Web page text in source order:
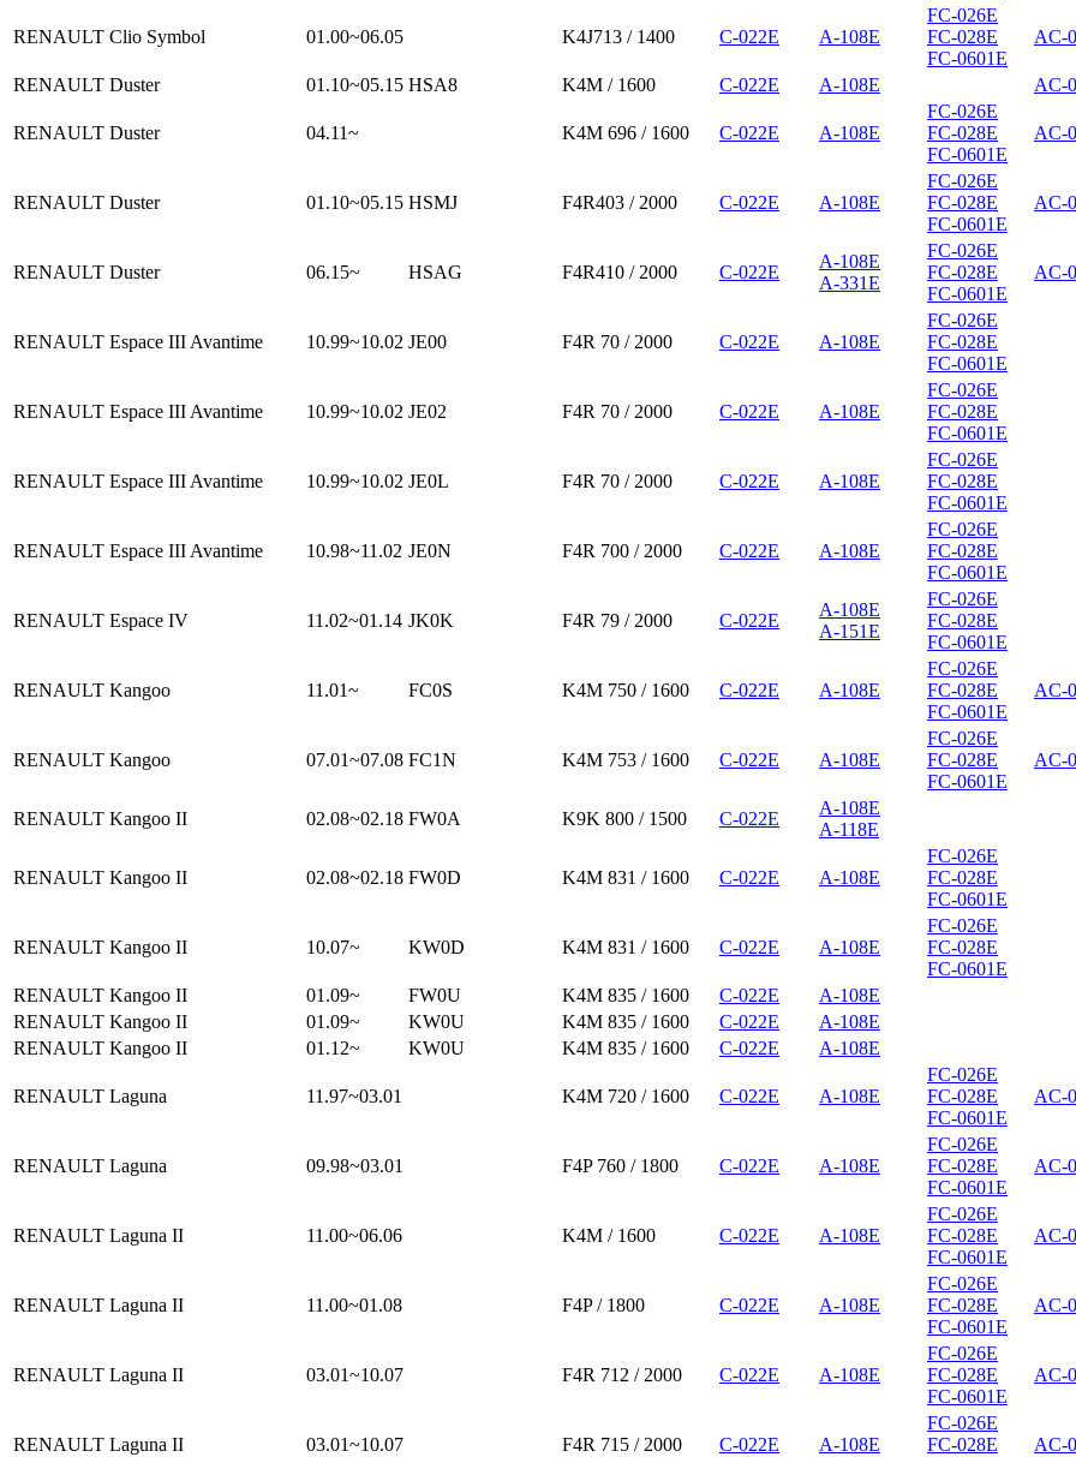
RENAULT Clio Symbol 01.00~06.05 K4J713 / 1400 C-022E A-108E
FC-026E
FC-028E
FC-0601E
AC-
RENAULT Duster 01.10~05.15 HSA8 K4M / 1600 C-022E A-108E AC-
RENAULT Duster 04.11~ K4M 696 / 1600 C-022E A-108E
FC-026E
FC-028E
FC-0601E
AC-
RENAULT Duster 01.10~05.15 HSMJ F4R403 / 2000 C-022E A-108E
FC-026E
FC-028E
FC-0601E
AC-
RENAULT Duster 06.15~ HSAG F4R410 / 2000 C-022E
A-108E
A-331E
FC-026E
FC-028E
FC-0601E
AC-
RENAULT Espace III Avantime 10.99~10.02 JE00 F4R 70 / 2000 C-022E A-108E
FC-026E
FC-028E
FC-0601E
RENAULT Espace III Avantime 10.99~10.02 JE02 F4R 70 / 2000 C-022E A-108E
FC-026E
FC-028E
FC-0601E
RENAULT Espace III Avantime 10.99~10.02 JE0L F4R 70 / 2000 C-022E A-108E
FC-026E
FC-028E
FC-0601E
RENAULT Espace III Avantime 10.98~11.02 JE0N F4R 700 / 2000 C-022E A-108E
FC-026E
FC-028E
FC-0601E
RENAULT Espace IV 11.02~01.14 JK0K F4R 79 / 2000 C-022E
A-108E
A-151E
FC-026E
FC-028E
FC-0601E
RENAULT Kangoo 11.01~ FC0S K4M 750 / 1600 C-022E A-108E
FC-026E
FC-028E
FC-0601E
AC-
RENAULT Kangoo 07.01~07.08 FC1N K4M 753 / 1600 C-022E A-108E
FC-026E
FC-028E
FC-0601E
AC-
RENAULT Kangoo II 02.08~02.18 FW0A K9K 800 / 1500 C-022E
A-108E
A-118E
RENAULT Kangoo II 02.08~02.18 FW0D K4M 831 / 1600 C-022E A-108E
FC-026E
FC-028E
FC-0601E
RENAULT Kangoo II 10.07~ KW0D K4M 831 / 1600 C-022E A-108E
FC-026E
FC-028E
FC-0601E
RENAULT Kangoo II
01.09~ FW0U K4M 835 / 1600 C-022E
A-108E
RENAULT Kangoo II
01.09~ KW0U K4M 835 / 1600 C-022E
A-108E
RENAULT Kangoo II
01.12~ KW0U K4M 835 / 1600 C-022E A-108E
RENAULT Laguna 11.97~03.01 K4M 720 / 1600 C-022E A-108E
FC-026E
FC-028E
FC-0601E
AC-
RENAULT Laguna 09.98~03.01 F4P 760 / 1800 C-022E A-108E
FC-026E
FC-028E
FC-0601E
AC-
RENAULT Laguna II 11.00~06.06 K4M / 1600 C-022E A-108E
FC-026E
FC-028E
FC-0601E
AC-
RENAULT Laguna II 11.00~01.08 F4P / 1800 C-022E A-108E
FC-026E
FC-028E
FC-0601E
AC-
RENAULT Laguna II 03.01~10.07 F4R 712 / 2000 C-022E A-108E
FC-026E
FC-028E
FC-0601E
AC-
RENAULT Laguna II 03.01~10.07 F4R 715 / 2000 C-022E A-108E
FC-026E
FC-028E
AC-